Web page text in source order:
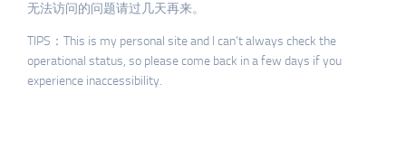
无法访问的问题请过几天再来。
TIPS：This is my personal site and I can’t always check the
operational status, so please come back in a few days if you
experience inaccessibility.